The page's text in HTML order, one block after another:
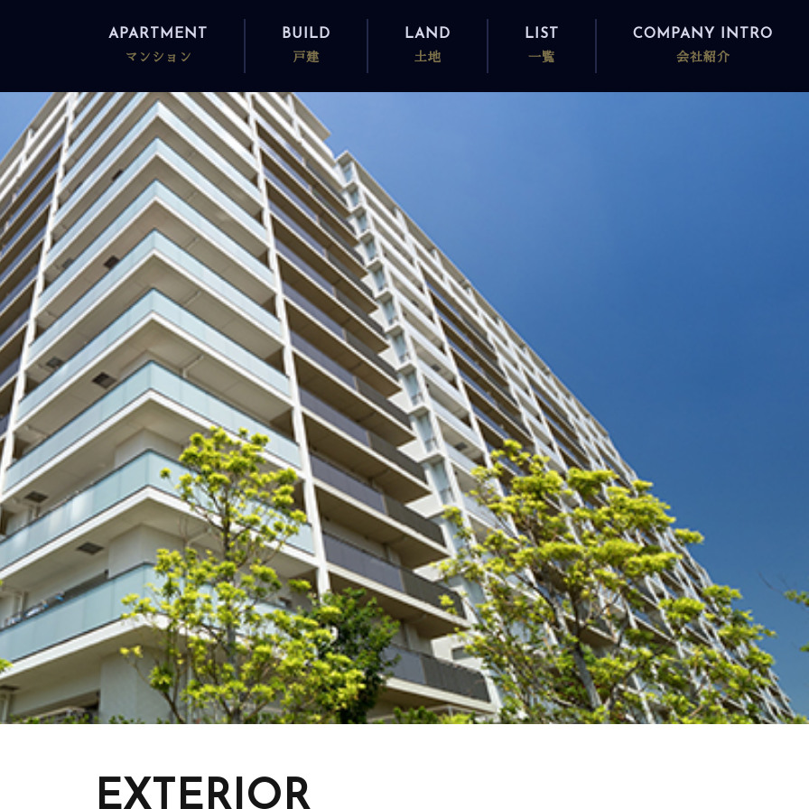
APARTMENT
マンション
BUILD
戸建
LAND
土地
LIST
一覧
COMPANY INTRO
会社紹介
EXTERIOR